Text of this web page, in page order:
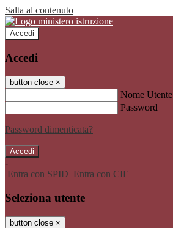
Salta al contenuto
Accedi
Accedi
button close ×
Nome Utente
Password
Password dimenticata?
-
Entra con SPID Entra con CIE
Seleziona utente
button close ×